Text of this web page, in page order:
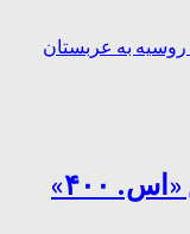
امضای توافقنامه اولیه فروش «اس. ۴۰۰»